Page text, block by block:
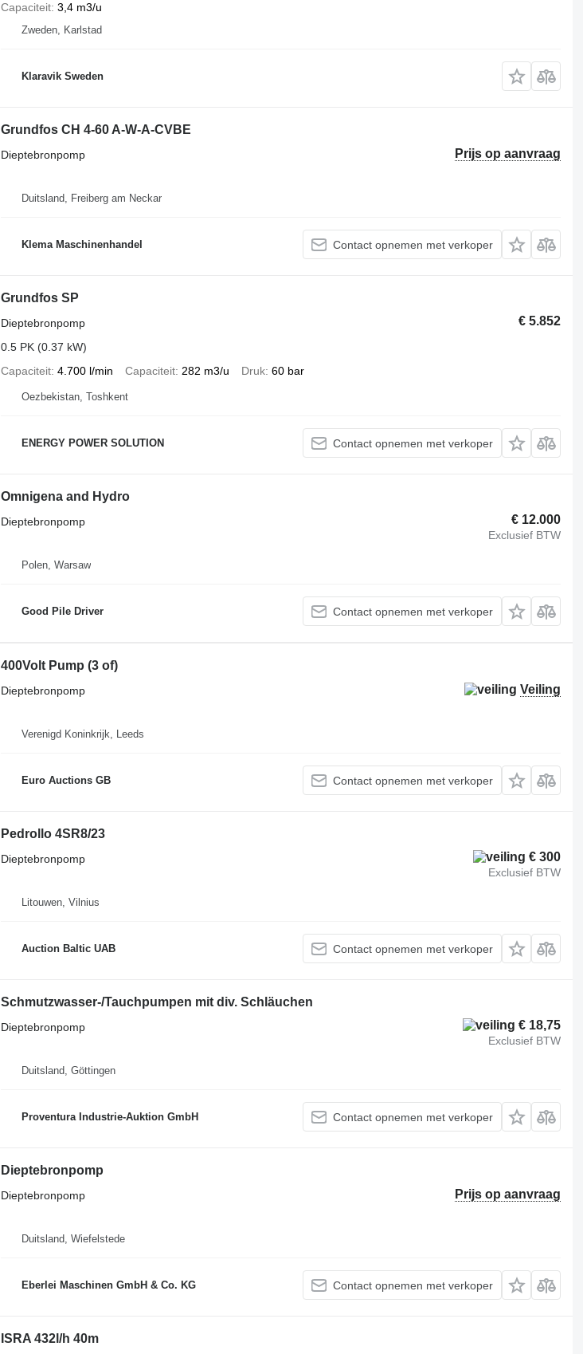
Capaciteit 3,4 m3/u
Zweden, Karlstad
Klaravik Sweden
Grundfos CH 4-60 A-W-A-CVBE
Prijs op aanvraag
Dieptebronpomp
Duitsland, Freiberg am Neckar
Klema Maschinenhandel Contact opnemen met verkoper
Grundfos SP
€ 5.852
Dieptebronpomp
0.5 PK (0.37 kW)
Capaciteit 4.700 l/min Capaciteit 282 m3/u Druk 60 bar
Oezbekistan, Toshkent
ENERGY POWER SOLUTION Contact opnemen met verkoper
Omnigena and Hydro
€ 12.000
Exclusief BTW
Dieptebronpomp
Polen, Warsaw
Good Pile Driver Contact opnemen met verkoper
400Volt Pump (3 of)
Veiling
Dieptebronpomp
Verenigd Koninkrijk, Leeds
Euro Auctions GB Contact opnemen met verkoper
Pedrollo 4SR8/23
€ 300
Exclusief BTW
Dieptebronpomp
Litouwen, Vilnius
Auction Baltic UAB Contact opnemen met verkoper
Schmutzwasser-/Tauchpumpen mit div. Schläuchen
€ 18,75
Exclusief BTW
Dieptebronpomp
Duitsland, Göttingen
Proventura Industrie-Auktion GmbH Contact opnemen met verkoper
Dieptebronpomp
Prijs op aanvraag
Dieptebronpomp
Duitsland, Wiefelstede
Eberlei Maschinen GmbH & Co. KG Contact opnemen met verkoper
ISRA 432l/h 40m